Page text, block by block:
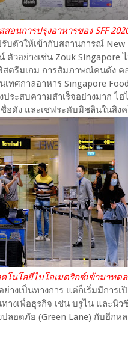
ารปรุงอาหารของ SFF
บตัวให้เข้ากับสถานการณ์
อย่างเช่น Zouk Singapore
ตรีมเกม การสัมภาษณ์คนดัง ค
ทศกาลอาหาร Singapore
ระสบความสำเร็จอย่างมาก ไฮ
อดัง และเชฟระดับมิชลินในสิง
ลยีไบโอเมตริกซ์เข้ามาทดล
างเป็นทางการ แต่ก็เริ่มมีการ
างเพื่อธุรกิจ เช่น บรูไน และนิ
ปลอดภัย (Green Lane) กับอีก